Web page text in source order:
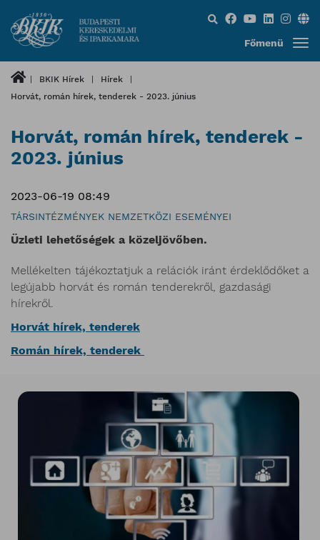
Keresés...
Főmenü
BKIK Hírek
Hírek
Horvát, román hírek, tenderek - 2023. június
Horvát, román hírek, tenderek -
2023. június
2023-06-19 08:49
TÁRSINTÉZMÉNYEK NEMZETKÖZI ESEMÉNYEI
Üzleti lehetőségek a közeljövőben.
Mellékelten tájékoztatjuk a relációk iránt érdeklődőket a
legújabb horvát és román tenderekről, gazdasági
hírekről.
Horvát hírek, tenderek
Román hírek, tenderek